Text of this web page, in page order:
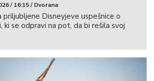
/ 16:15 / Dvorana
priljubljene Disneyjeve uspešnice o
ki se odpravi na pot, da bi rešila svoj